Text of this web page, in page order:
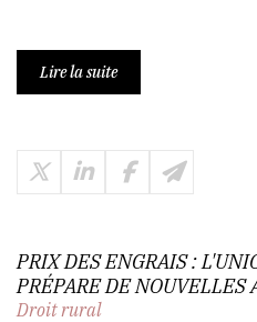
Lire la suite
PRIX DES ENGRAIS :
PRÉPARE DE NOUVELLES
Droit rural